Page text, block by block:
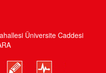
Üniversite Caddesi